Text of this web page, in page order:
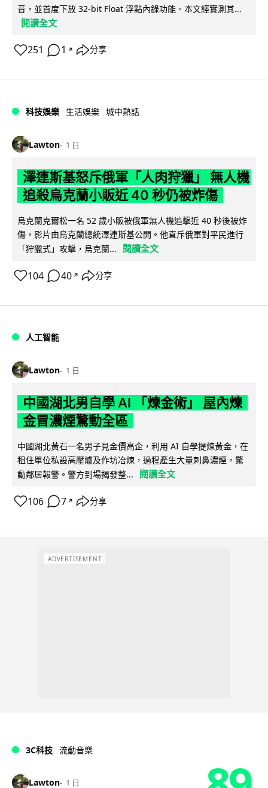
音，並首度下放 32-bit Float 浮點內錄功能。本文經實測其...
閱讀全文
251 1 ↗ 分享
科技娛樂 生活娛樂 城中熱話
Lawton 1 日
澤連斯基怒斥俄軍「人肉狩獵」 無人機
追殺烏克蘭小販近 40 秒仍被炸傷
烏克蘭克爾松一名 52 歲小販被俄軍無人機追擊近 40 秒後被炸
傷，影片由烏克蘭總統澤連斯基公開。他直斥俄軍對平民進行
「狩獵式」攻擊，烏克蘭...
閱讀全文
104 40 ↗ 分享
人工智能
Lawton 1 日
中國湖北男自學 AI 「煉金術」 屋內煉
金冒濃煙驚動全區
中國湖北黃石一名男子見金價高企，利用 AI 自學提煉黃金，在
租住單位私設高壓爐及作坊冶煉，過程產生大量刺鼻濃煙，驚
動鄰居報警。警方到場揭發整...
閱讀全文
106 7 ↗ 分享
ADVERTISEMENT
3C科技 流動音樂
Lawton 1 日